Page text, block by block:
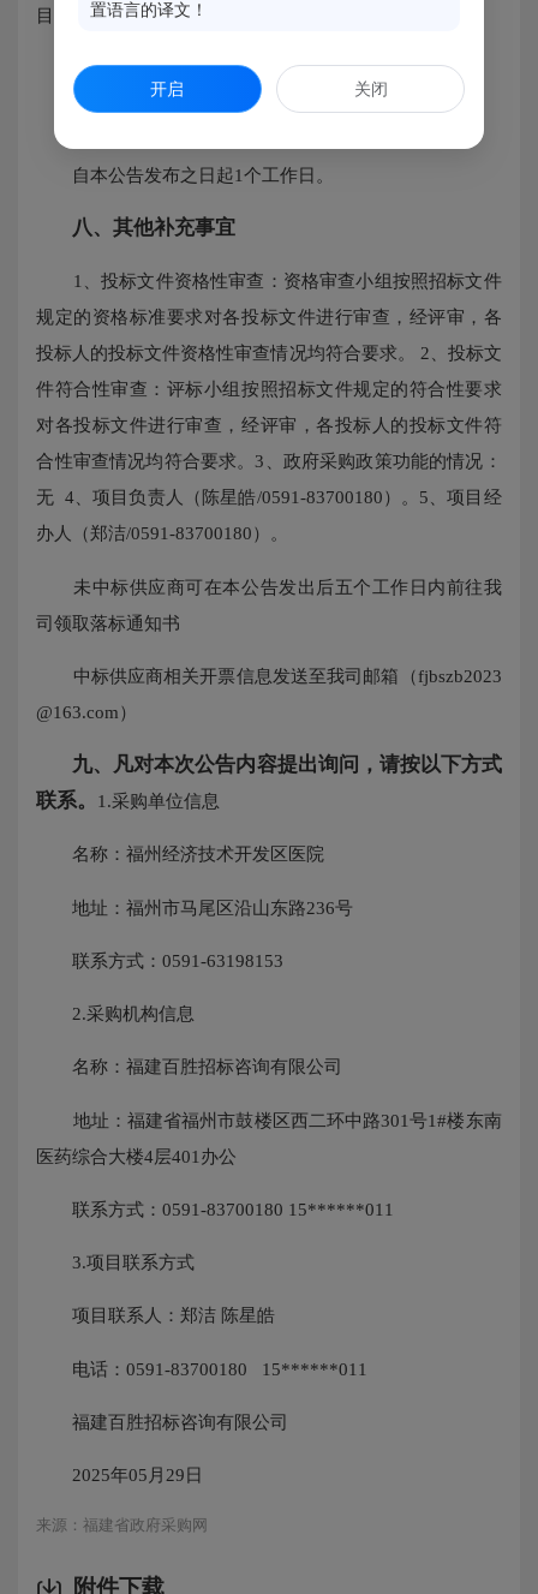
目：4.964万元
收取对象：中标（成交）供应商
自本公告发布之日起1个工作日。
八、其他补充事宜
1、投标文件资格性审查：资格审查小组按照招标文件
规定的资格标准要求对各投标文件进行审查，经评审，各
投标人的投标文件资格性审查情况均符合要求。 2、投标文
件符合性审查：评标小组按照招标文件规定的符合性要求
对各投标文件进行审查，经评审，各投标人的投标文件符
合性审查情况均符合要求。3、政府采购政策功能的情况：
无 4、项目负责人（陈星皓/0591-83700180）。5、项目经
办人（郑洁/0591-83700180）。
未中标供应商可在本公告发出后五个工作日内前往我
司领取落标通知书
中标供应商相关开票信息发送至我司邮箱（fjbszb2023
@163.com）
九、凡对本次公告内容提出询问，请按以下方式
联系。 1.采购单位信息
名称：福州经济技术开发区医院
地址：福州市马尾区沿山东路236号
联系方式：0591-63198153
2.采购机构信息
名称：福建百胜招标咨询有限公司
地址：福建省福州市鼓楼区西二环中路301号1#楼东南
医药综合大楼4层401办公
联系方式：0591-83700180 15******011
3.项目联系方式
项目联系人：郑洁 陈星皓
电话：0591-83700180 15******011
福建百胜招标咨询有限公司
2025年05月29日
来源：福建省政府采购网
附件下载
置语言的译文！
开启 关闭